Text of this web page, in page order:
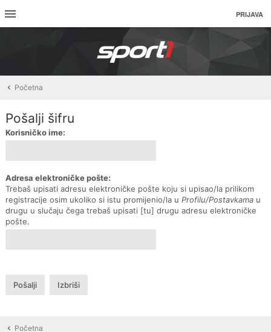
PRIJAVA
Početna
Pošalji šifru
Korisničko ime:
Adresa elektroničke pošte:
Trebaš upisati adresu elektroničke pošte koju si upisao/la prilikom
registracije osim ukoliko si istu promijenio/la u Profilu/Postavkama u
drugu u slučaju čega trebaš upisati [tu] drugu adresu elektroničke
pošte.
Početna